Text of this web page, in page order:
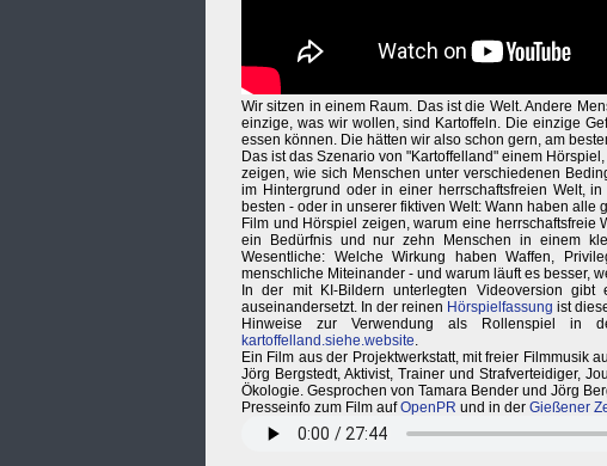
Wir sitzen in einem Raum. Das ist die Welt. Andere
einzige, was wir wollen, sind Kartoffeln. Die einzige
essen können. Die hätten wir also schon gern, am
Das ist das Szenario von "Kartoffelland" einem
zeigen, wie sich Menschen unter verschiedenen
im Hintergrund oder in einer herrschaftsfreien Welt,
besten - oder in unserer fiktiven Welt: Wann haben alle
Film und Hörspiel zeigen, warum eine
ein Bedürfnis und nur zehn Menschen in einem
Wesentliche: Welche Wirkung haben Waffen,
menschliche Miteinander - und warum läuft es besser,
In der mit KI-Bildern unterlegten Videoversion
auseinandersetzt. In der reinen Hörspielfassung ist
Hinweise zur Verwendung als Rollenspiel in
kartoffelland.siehe.website.
Ein Film aus der Projektwerkstatt, mit freier Filmmusik
Jörg Bergstedt, Aktivist, Trainer und Strafverteidiger,
Ökologie. Gesprochen von Tamara Bender und Jörg
Presseinfo zum Film aufOpenPR und in der Gießener